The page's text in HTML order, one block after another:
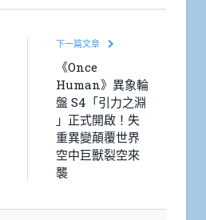
下一篇文章
《Once
Human》異象輪
盤 S4「引力之淵
」正式開啟！失
重異變顛覆世界
空中巨獸裂空來
襲